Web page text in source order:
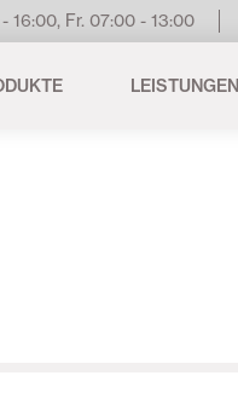
16:00, Fr. 07:00 - 13:00
LEISTUNGEN